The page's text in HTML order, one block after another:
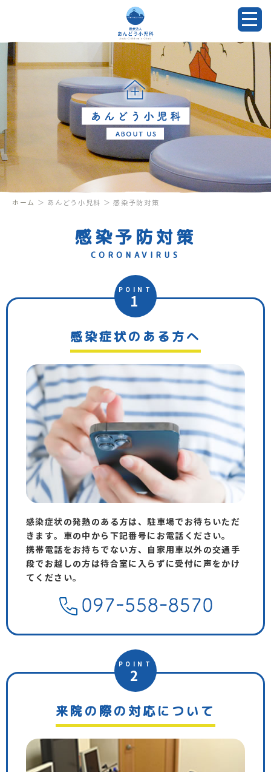
ホーム ＞ あんどう小児科 ＞ 感染予防対策
感染予防対策
CORONAVIRUS
POINT
1
感染症状のある方へ
感染症状の発熱のある方は、駐車場でお待ちいただ
きます。車の中から下記番号にお電話ください。
携帯電話をお持ちでない方、自家用車以外の交通手
段でお越しの方は待合室に入らずに受付に声をかけ
てください。
POINT
2
来院の際の対応について